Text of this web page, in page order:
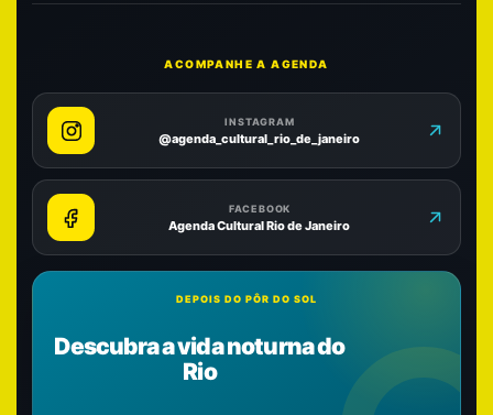
ACOMPANHE A AGENDA
INSTAGRAM
@agenda_cultural_rio_de_janeiro
FACEBOOK
Agenda Cultural Rio de Janeiro
DEPOIS DO PÔR DO SOL
Descubra a vida noturna do
Rio